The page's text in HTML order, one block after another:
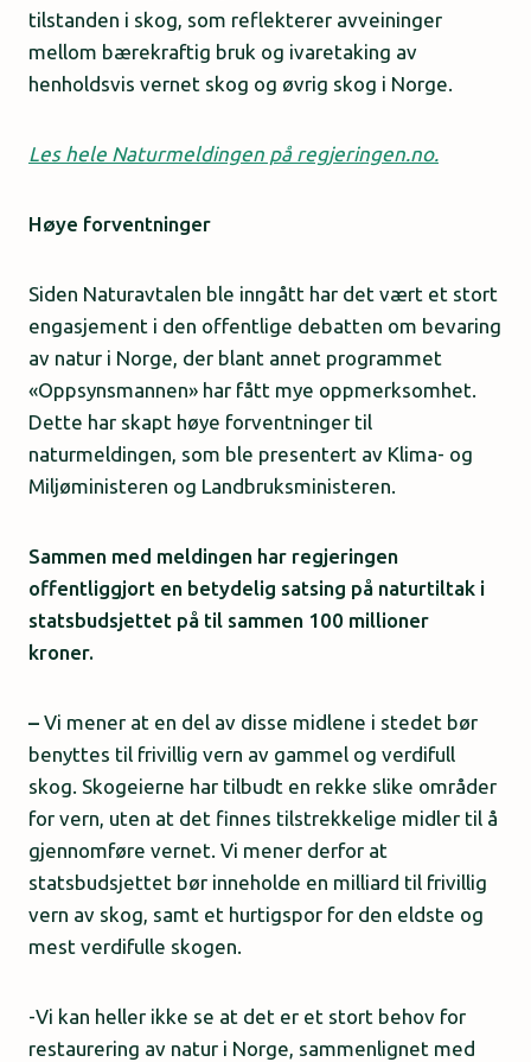
tilstanden i skog, som reflekterer avveininger
mellom bærekraftig bruk og ivaretaking av
henholdsvis vernet skog og øvrig skog i Norge.
Les hele Naturmeldingen på regjeringen.no.
Høye forventninger
Siden Naturavtalen ble inngått har det vært et stort
engasjement i den offentlige debatten om bevaring
av natur i Norge, der blant annet programmet
«Oppsynsmannen» har fått mye oppmerksomhet.
Dette har skapt høye forventninger til
naturmeldingen, som ble presentert av Klima- og
Miljøministeren og Landbruksministeren.
Sammen med meldingen har regjeringen
offentliggjort en betydelig satsing på naturtiltak i
statsbudsjettet på til sammen 100 millioner
kroner.
– Vi mener at en del av disse midlene i stedet bør
benyttes til frivillig vern av gammel og verdifull
skog. Skogeierne har tilbudt en rekke slike områder
for vern, uten at det finnes tilstrekkelige midler til å
gjennomføre vernet. Vi mener derfor at
statsbudsjettet bør inneholde en milliard til frivillig
vern av skog, samt et hurtigspor for den eldste og
mest verdifulle skogen.
-Vi kan heller ikke se at det er et stort behov for
restaurering av natur i Norge, sammenlignet med